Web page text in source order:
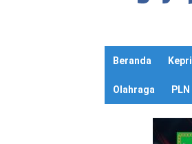
Beranda Kepri
Olahraga PLN